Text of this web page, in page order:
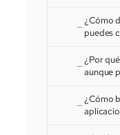
¿Cómo
puedes
¿Por
aunque
¿Cómo